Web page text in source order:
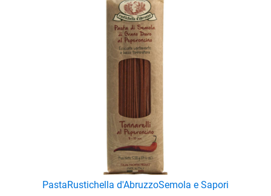
PastaRustichella d'AbruzzoSemola e Sapori